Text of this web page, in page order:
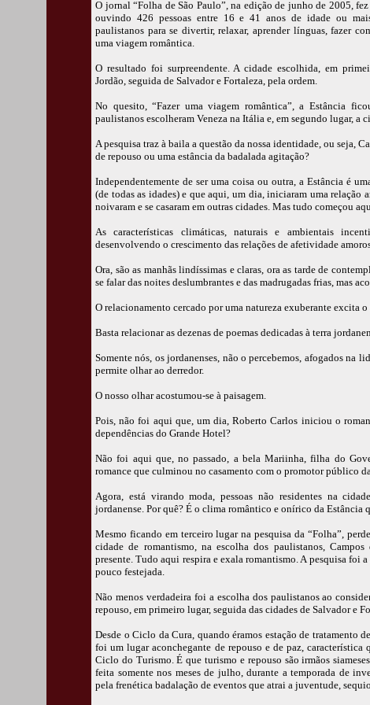
O jornal “Folha de São Paulo”, na edição de junho de 2005,
ouvindo 426 pessoas entre 16 e 41 anos de idade ou
paulistanos para se divertir, relaxar, aprender línguas, fazer
uma viagem romântica.
O resultado foi surpreendente. A cidade escolhida, em
Jordão, seguida de Salvador e Fortaleza, pela ordem.
No quesito, “Fazer uma viagem romântica”, a Estância
paulistanos escolheram Veneza na Itália e, em segundo lugar, a
A pesquisa traz à baila a questão da nossa identidade, ou seja,
de repouso ou uma estância da badalada agitação?
Independentemente de ser uma coisa ou outra, a Estância é
(de todas as idades) e que aqui, um dia, iniciaram uma relação
noivaram e se casaram em outras cidades. Mas tudo começou
As características climáticas, naturais e ambientais
desenvolvendo o crescimento das relações de afetividade
Ora, são as manhãs lindíssimas e claras, ora as tarde de
se falar das noites deslumbrantes e das madrugadas frias, mas
O relacionamento cercado por uma natureza exuberante excita
Basta relacionar as dezenas de poemas dedicadas à terra
Somente nós, os jordanenses, não o percebemos, afogados na
permite olhar ao derredor.
O nosso olhar acostumou-se à paisagem.
Pois, não foi aqui que, um dia, Roberto Carlos iniciou o
dependências do Grande Hotel?
Não foi aqui que, no passado, a bela Mariinha, filha do
romance que culminou no casamento com o promotor público
Agora, está virando moda, pessoas não residentes na
jordanense. Por quê? É o clima romântico e onírico da Estância
Mesmo ficando em terceiro lugar na pesquisa da “Folha”,
cidade de romantismo, na escolha dos paulistanos,
presente. Tudo aqui respira e exala romantismo. A pesquisa foi
pouco festejada.
Não menos verdadeira foi a escolha dos paulistanos ao
repouso, em primeiro lugar, seguida das cidades de Salvador e
Desde o Ciclo da Cura, quando éramos estação de tratamento
foi um lugar aconchegante de repouso e de paz,
Ciclo do Turismo. É que turismo e repouso são irmãos
feita somente nos meses de julho, durante a temporada de
pela frenética badalação de eventos que atrai a juventude,